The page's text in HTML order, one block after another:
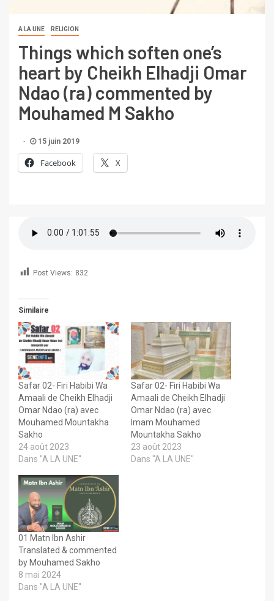
A LA UNE RELIGION
Things which soften one’s
heart by Cheikh Elhadji Omar
Ndao (ra) commented by
Mouhamed M Sakho
15 juin 2019
Facebook X
Post Views: 832
Similaire
Safar 02- Firi Habibi Wa
Amaali de Cheikh Elhadji
Omar Ndao (ra) avec
Mouhamed Mountakha
Sakho
24 août 2023
Dans "A LA UNE"
Safar 02- Firi Habibi Wa
Amaali de Cheikh Elhadji
Omar Ndao (ra) avec
Imam Mouhamed
Mountakha Sakho
23 août 2023
Dans "A LA UNE"
01 Matn Ibn Ashir
Translated & commented
by Mouhamed Sakho
8 mai 2024
Dans "A LA UNE"